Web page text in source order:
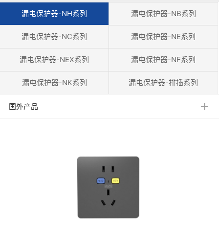
漏电保护器-NH系列 漏电保护器-NB系列
漏电保护器-NC系列 漏电保护器-NE系列
漏电保护器-NEX系列 漏电保护器-NF系列
漏电保护器-NK系列 漏电保护器-排插系列
国外产品